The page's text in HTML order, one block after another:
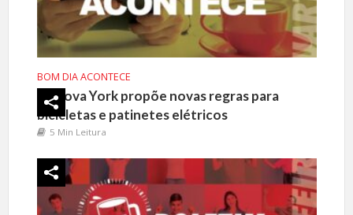
BOM DIA ACONTECE
Nova York propõe novas regras para
bicicletas e patinetes elétricos
5 Min Leitura